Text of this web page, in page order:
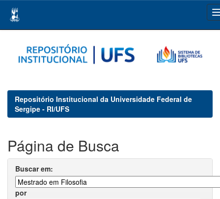
navigation
Repositório Institucional da Universidade Federal de
Sergipe - RI/UFS
Página de Busca
Buscar em:
por